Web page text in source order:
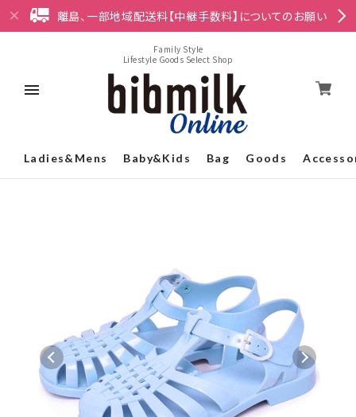
離島、一部地域配送料【中継手数料】についてのお願い
Family Style
Lifestyle Goods Select Shop
Ladies&Mens Baby&Kids Bag Goods